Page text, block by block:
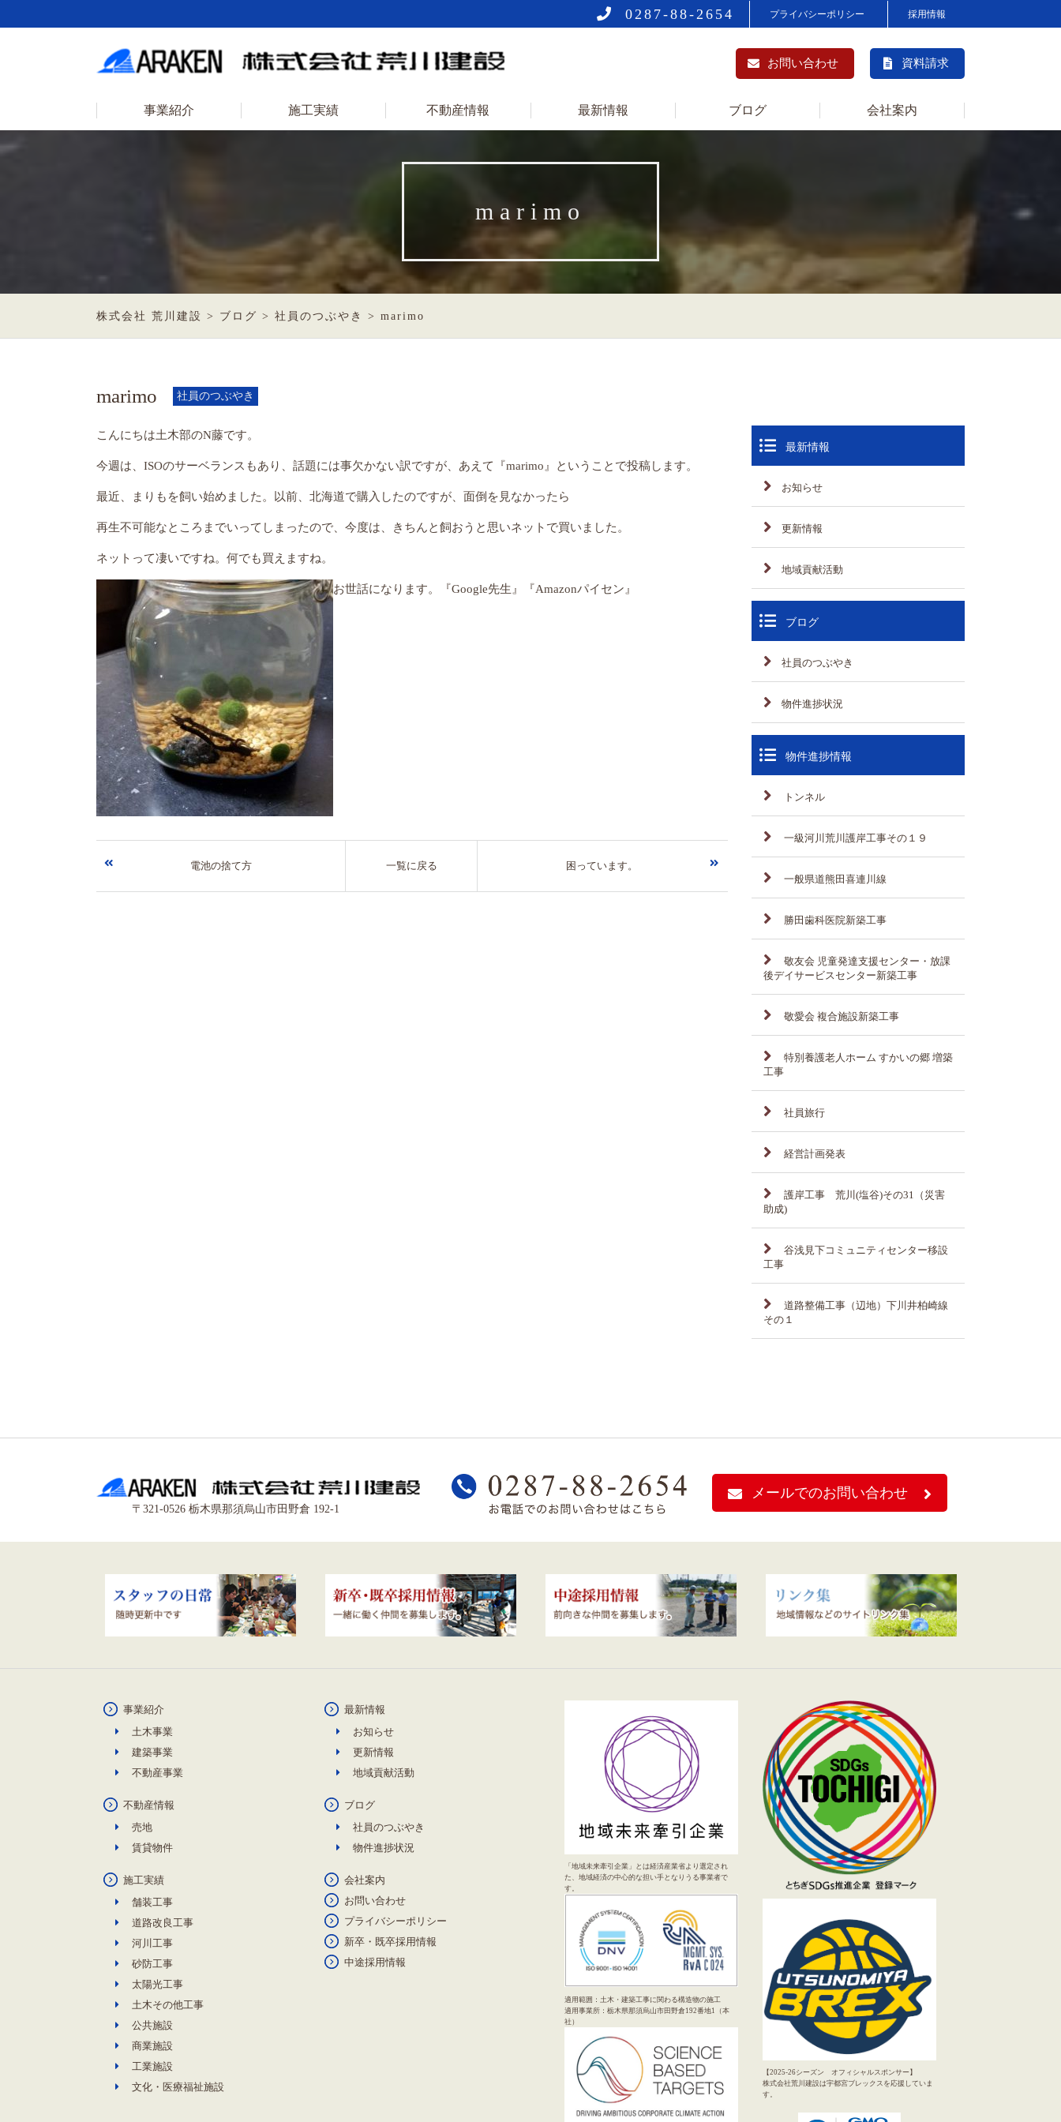
0287-88-2654 プライバシーポリシー 採用情報
お問い合わせ 資料請求
事業紹介 施工実績 不動産情報 最新情報 ブログ 会社案内
marimo
株式会社 荒川建設 > ブログ > 社員のつぶやき > marimo
marimo 社員のつぶやき
こんにちは土木部のN藤です。
今週は、ISOのサーベランスもあり、話題には事欠かない訳ですが、あえて『marimo』ということで投稿します。
最近、まりもを飼い始めました。以前、北海道で購入したのですが、面倒を見なかったら
再生不可能なところまでいってしまったので、今度は、きちんと飼おうと思いネットで買いました。
ネットって凄いですね。何でも買えますね。
お世話になります。『Google先生』『Amazonパイセン』
電池の捨て方 一覧に戻る 困っています。
最新情報
お知らせ
更新情報
地域貢献活動
ブログ
社員のつぶやき
物件進捗状況
物件進捗情報
トンネル
一級河川荒川護岸工事その１９
一般県道熊田喜連川線
勝田歯科医院新築工事
敬友会 児童発達支援センター・放課
後デイサービスセンター新築工事
敬愛会 複合施設新築工事
特別養護老人ホーム すかいの郷 増築
工事
社員旅行
経営計画発表
護岸工事 荒川(塩谷)その31（災害
助成)
谷浅見下コミュニティセンター移設
工事
道路整備工事（辺地）下川井柏崎線
その１
〒321-0526 栃木県那須烏山市田野倉 192-1
メールでのお問い合わせ
事業紹介
土木事業
建築事業
不動産事業
不動産情報
売地
賃貸物件
施工実績
舗装工事
道路改良工事
河川工事
砂防工事
太陽光工事
土木その他工事
公共施設
商業施設
工業施設
文化・医療福祉施設
最新情報
お知らせ
更新情報
地域貢献活動
ブログ
社員のつぶやき
物件進捗状況
会社案内
お問い合わせ
プライバシーポリシー
新卒・既卒採用情報
中途採用情報
「地域未来牽引企業」とは経済産業省より選定され
た、地域経済の中心的な担い手となりうる事業者で
す。
適用範囲：土木・建築工事に関わる構造物の施工
適用事業所：栃木県那須烏山市田野倉192番地1（本
社）
【2025-26シーズン オフィシャルスポンサー】
株式会社荒川建設は宇都宮ブレックスを応援していま
す。